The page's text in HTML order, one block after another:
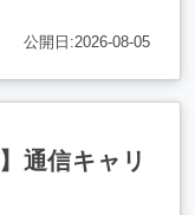
公開日:2026-08-05
通信キャリ